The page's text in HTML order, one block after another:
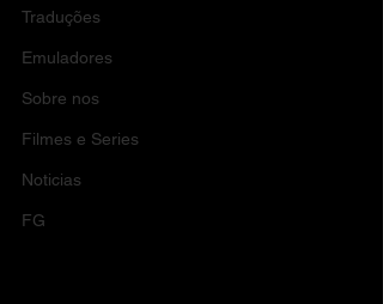
Traduções
Emuladores
Sobre nos
Filmes e Series
Noticias
FG